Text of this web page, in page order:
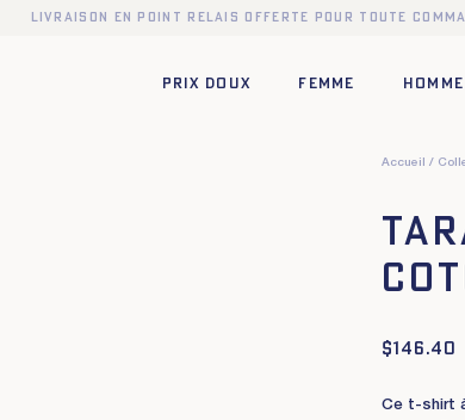
Livraison en point relais offerte pour toute
PRIX DOUX FEMME HOMME
Accueil
$146.40
Ce t-shirt